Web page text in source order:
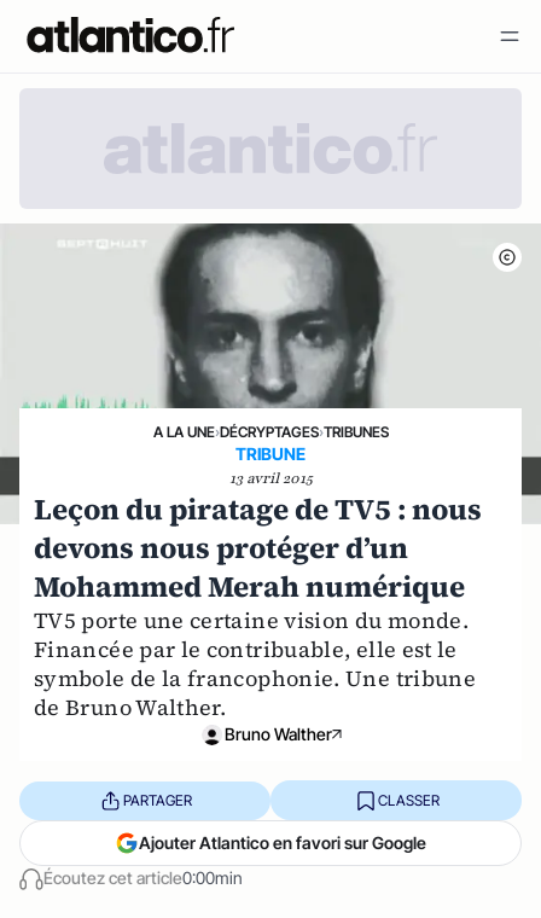
A LA UNE›DÉCRYPTAGES›TRIBUNES
TRIBUNE
13 avril 2015
Leçon du piratage de TV5 : nous
devons nous protéger d’un
Mohammed Merah numérique
TV5 porte une certaine vision du monde.
Financée par le contribuable, elle est le
symbole de la francophonie. Une tribune
de Bruno Walther.
Bruno Walther
Écoutez cet article0:00min
PARTAGER CLASSER
Ajouter Atlantico en favori sur Google